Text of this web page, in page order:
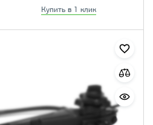
Купить в 1 клик